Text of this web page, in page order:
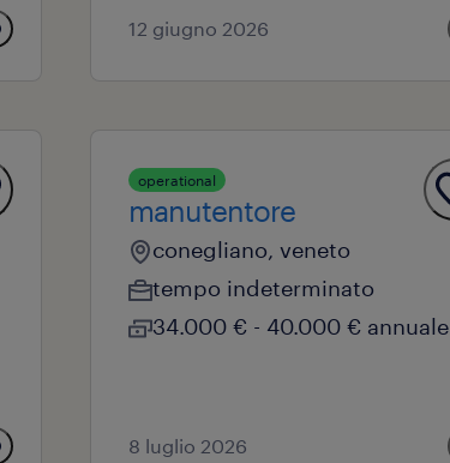
12 giugno 2026
operational
manutentore
conegliano, veneto
tempo indeterminato
34.000 € - 40.000 € annuale
8 luglio 2026